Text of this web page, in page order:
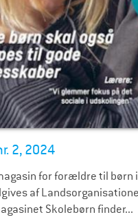
2, 2024
for forældre til børn
af
Skolebørn finder...